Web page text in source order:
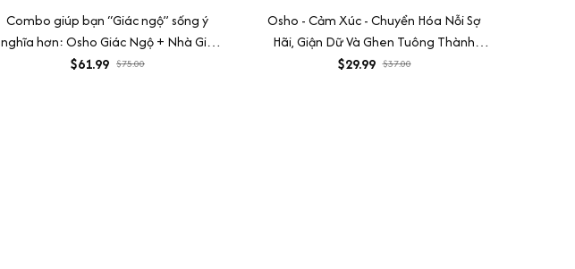
Combo giúp bạn “Giác ngộ” sống ý
nghĩa hơn: Osho Giác Ngộ + Nhà Giả
Kim + Hành Trình Về Phương Nam
$61.99 $75.00
Osho - Cảm Xúc - Chuyển Hóa Nỗi Sợ
Hãi, Giận Dữ Và Ghen Tuông Thành
Năng Lượng Sáng Tạo
$29.99 $37.00